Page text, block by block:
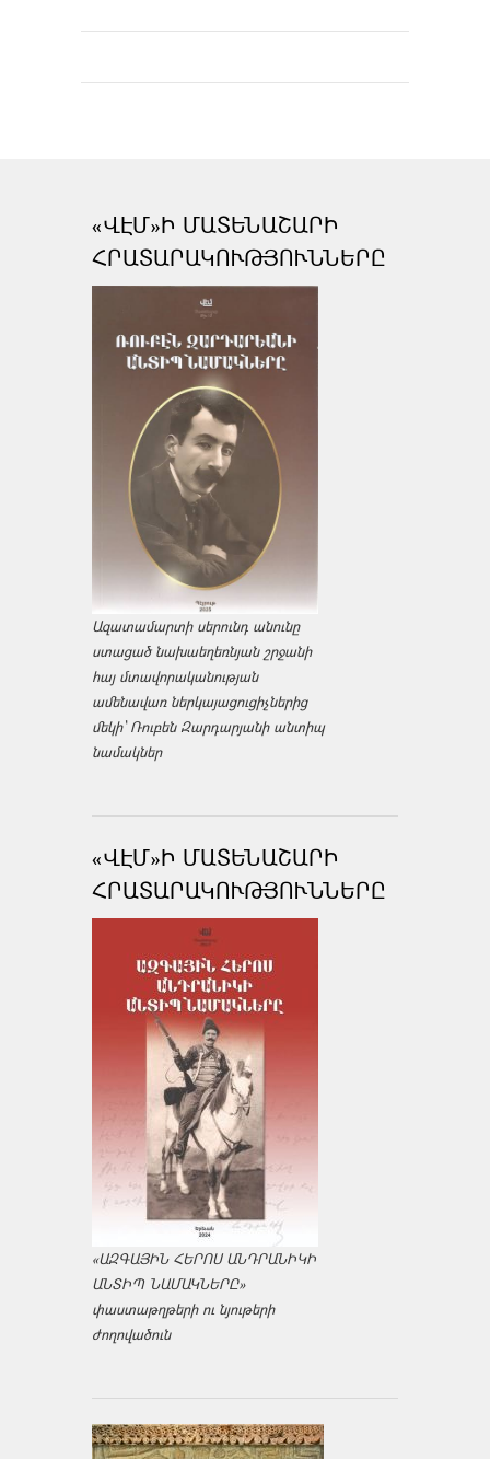
«ՎԷՄ»Ի ՄԱՏԵՆԱՇԱՐԻ
ՀՐԱՏԱՐԱԿՈՒԹՅՈՒՆՆԵՐԸ
Ազատամարտի սերունդ անունը
ստացած նախաեղեռնյան շրջանի
հայ մտավորականության
ամենավառ ներկայացուցիչներից
մեկի՝ Ռուբեն Զարդարյանի անտիպ
նամակներ
«ՎԷՄ»Ի ՄԱՏԵՆԱՇԱՐԻ
ՀՐԱՏԱՐԱԿՈՒԹՅՈՒՆՆԵՐԸ
«ԱԶԳԱՅԻՆ ՀԵՐՈՍ ԱՆԴՐԱՆԻԿԻ
ԱՆՏԻՊ ՆԱՄԱԿՆԵՐԸ»
փաստաթղթերի ու նյութերի
ժողովածուն